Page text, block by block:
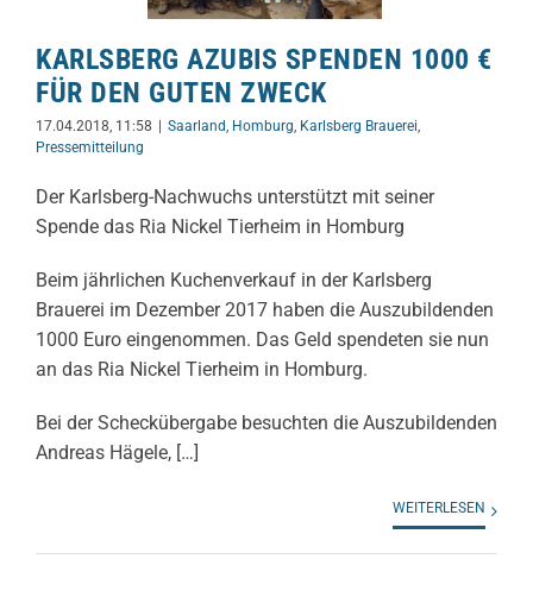
KARLSBERG AZUBIS SPENDEN 1000 €
FÜR DEN GUTEN ZWECK
17.04.2018, 11:58 Saarland, Homburg, Karlsberg Brauerei,
Pressemitteilung
Der Karlsberg-Nachwuchs unterstützt mit seiner
Spende das Ria Nickel Tierheim in Homburg
Beim jährlichen Kuchenverkauf in der Karlsberg
Brauerei im Dezember 2017 haben die Auszubildenden
1000 Euro eingenommen. Das Geld spendeten sie nun
an das Ria Nickel Tierheim in Homburg.
Bei der Scheckübergabe besuchten die Auszubildenden
Andreas Hägele, […]
WEITERLESEN